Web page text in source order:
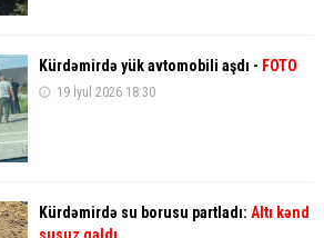
Kürdəmirdə yük avtomobili aşdı - FOTO
19 İyul 2026 18:30
Kürdəmirdə su borusu partladı: Altı kənd
susuz qaldı